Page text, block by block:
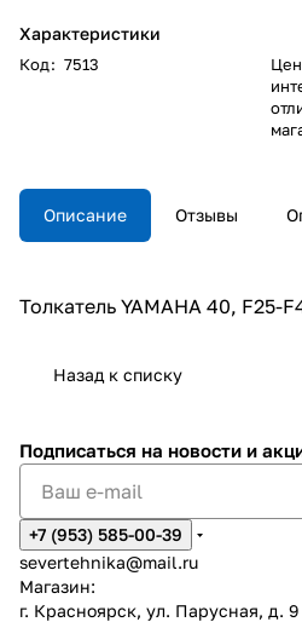
Характеристики
Код: 7513
Описание Отзывы
Толкатель YAMAHA 40, F25-
Назад к списку
Подписаться на новости и
+7 (953) 585-00-39
severtehnika@mail.ru
Магазин:
г. Красноярск, ул. Парусная, д. 9